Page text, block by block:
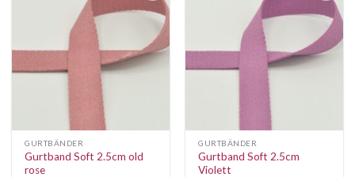
Auf die
Wunschliste
GURTBÄNDER
Gurtband Soft 2.5cm old
rose
Auf die
Wunschliste
GURTBÄNDER
Gurtband Soft 2.5cm
Violett